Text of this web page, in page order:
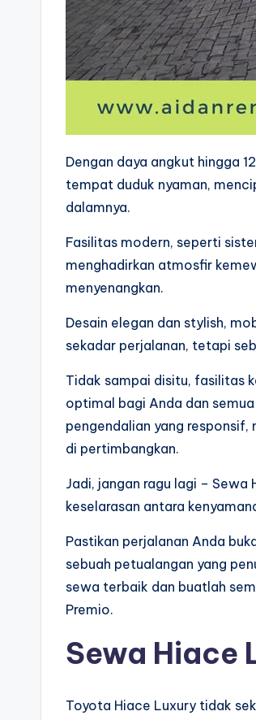
Dengan daya angkut hingga
tempat duduk nyaman,
dalamnya.
Fasilitas modern, seperti
menghadirkan atmosfir
menyenangkan.
Desain elegan dan stylish,
sekadar perjalanan, tetapi
Tidak sampai disitu, fasilitas
optimal bagi Anda dan
pengendalian yang
di pertimbangkan.
Jadi, jangan ragu lagi – Sewa
keselarasan antara
Pastikan perjalanan Anda
sebuah petualangan yang
sewa terbaik dan buatlah
Premio.
Sewa Hiace
Toyota Hiace Luxury tidak